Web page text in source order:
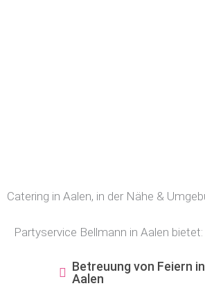
Catering in Aalen, in der Nähe &
Partyservice Bellmann in Aalen bietet:
Betreuung von Feiern
Aalen